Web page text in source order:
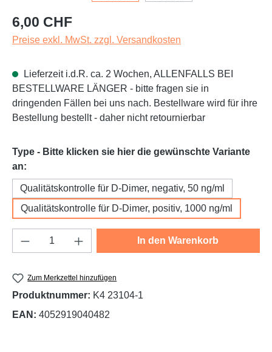
Regulärer Preis:
6,00 CHF
Preise exkl. MwSt. zzgl. Versandkosten
Lieferzeit i.d.R. ca. 2 Wochen, ALLENFALLS BEI
BESTELLWARE LÄNGER - bitte fragen sie in
dringenden Fällen bei uns nach. Bestellware wird für ihre
Bestellung bestellt - daher nicht retournierbar
Type - Bitte klicken sie hier die gewünschte Variante
an:
Qualitätskontrolle für D-Dimer, negativ, 50 ng/ml
Qualitätskontrolle für D-Dimer, positiv, 1000 ng/ml
Produkt Anzahl: Gib den gewünschten
In den Warenkorb
Zum Merkzettel hinzufügen
Produktnummer: K4 23104-1
EAN: 4052919040482